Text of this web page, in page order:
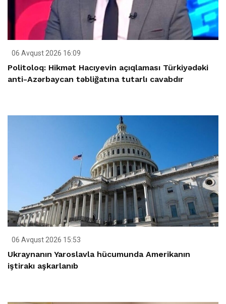
06 Avqust 2026 16:09
Politoloq: Hikmət Hacıyevin açıqlaması Türkiyədəki
anti-Azərbaycan təbliğatına tutarlı cavabdır
06 Avqust 2026 15:53
Ukraynanın Yaroslavla hücumunda Amerikanın
iştirakı aşkarlanıb